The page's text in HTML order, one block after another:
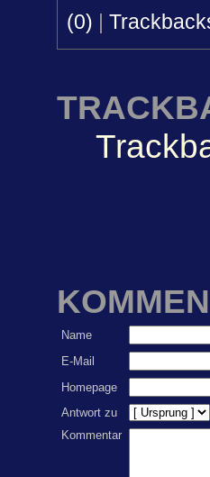
(0)
Name
E-Mail
Homepage
Antwort zu
Kommentar